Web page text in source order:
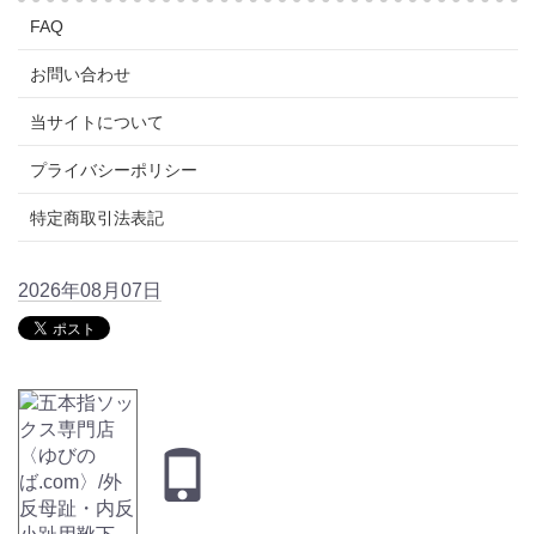
FAQ
お問い合わせ
当サイトについて
プライバシーポリシー
特定商取引法表記
2026年08月07日